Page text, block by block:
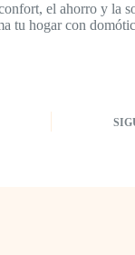
el ahorro y la
tu hogar con